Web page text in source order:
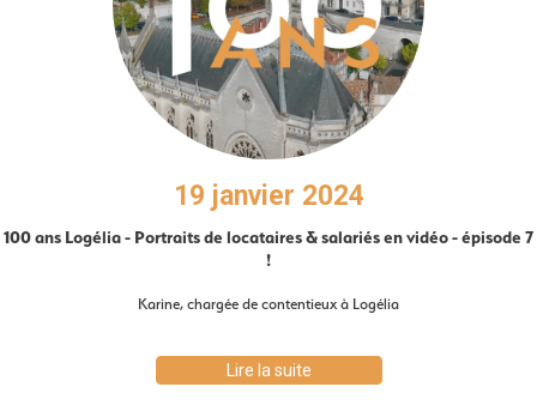
19 janvier 2024
100 ans Logélia - Portraits de locataires & salariés en vidéo - épisode 7
!
Karine, chargée de contentieux à Logélia
Lire la suite